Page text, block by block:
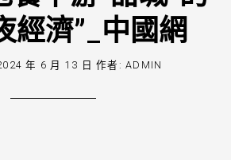
經濟”_中國網
年 6 月 13 日 作者:ADMIN